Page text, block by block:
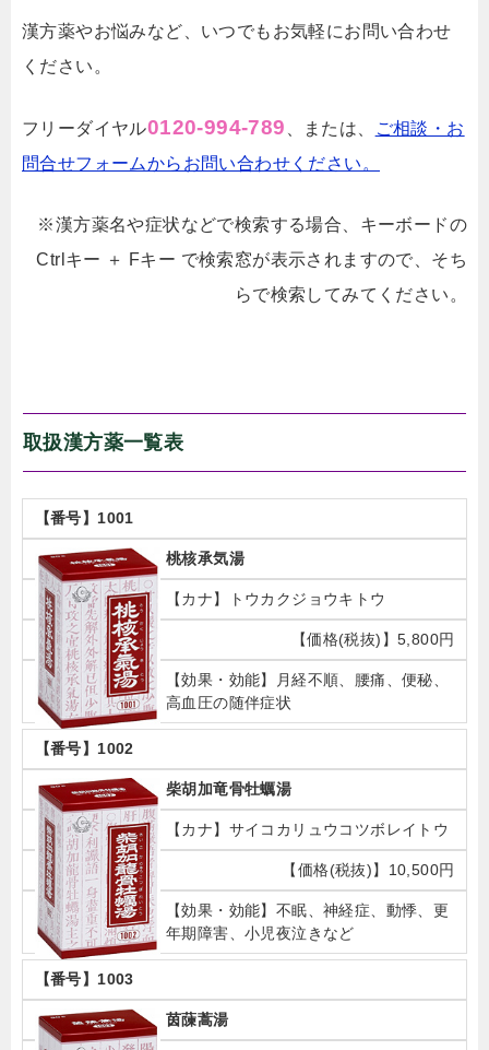
漢方薬やお悩みなど、いつでもお気軽にお問い合わせ
ください。
フリーダイヤル0120-994-789 、または、
ご相談・お
問合せフォームからお問い合わせください。
※漢方薬名や症状などで検索する場合、キーボードの
Ctrlキー ＋ Fキー で検索窓が表示されますので、そち
らで検索してみてください。
取扱漢方薬一覧表
1001
桃核承気湯
トウカクジョウキトウ
5,800円
月経不順、腰痛、便秘、
高血圧の随伴症状
1002
柴胡加竜骨牡蠣湯
サイコカリュウコツボレイトウ
10,500円
不眠、神経症、動悸、更
年期障害、小児夜泣きなど
1003
茵蔯蒿湯